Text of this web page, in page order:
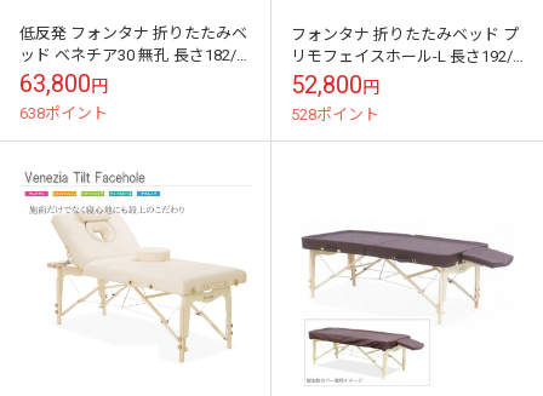
低反発 フォンタナ 折りたたみベ
ッド ベネチア30 無孔 長さ182/
幅75cm 4色【送料無料】
63,800円
638ポイント
フォンタナ 折りたたみベッド プ
リモフェイスホール-L 長さ192/
幅70cm 1色【送料無料】
52,800円
528ポイント